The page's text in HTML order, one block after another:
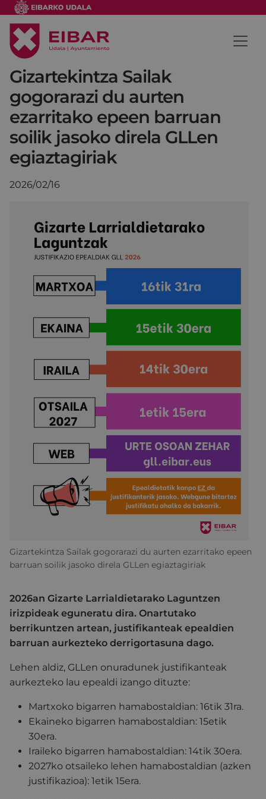
Gizartekintza Sailak
gogorarazi du aurten
ezarritako epeen barruan
soilik jasoko direla GLLen
egiaztagiriak
2026/02/16
Gizartekintza Sailak gogorarazi du aurten ezarritako epeen
barruan soilik jasoko direla GLLen egiaztagiriak
2026an Gizarte Larrialdietarako Laguntzen
irizpideak eguneratu dira. Onartutako
berrikuntzen artean, justifikanteak epealdien
barruan aurkezteko derrigortasuna dago.
Lehen aldiz, GLLen onuradunek justifikanteak
aurkezteko lau epealdi izango dituzte:
Martxoko bigarren hamabostaldian: 16tik 31ra.
Ekaineko bigarren hamabostaldian: 15etik
30era.
Iraileko bigarren hamabostaldian: 14tik 30era.
2027ko otsaileko lehen hamabostaldian (azken
justifikazioa): 1etik 15era.